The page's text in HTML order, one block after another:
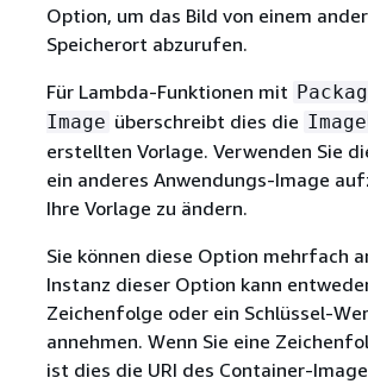
Option, um das Bild von einem
Speicherort abzurufen.
Für Lambda-Funktionen mit
Image überschreibt dies die
erstellten Vorlage. Verwenden Sie
ein anderes Anwendungs-Image
Ihre Vorlage zu ändern.
Sie können diese Option mehrfach
Instanz dieser Option kann
Zeichenfolge oder ein Schlüssel-
annehmen. Wenn Sie eine
ist dies die URI des Container-